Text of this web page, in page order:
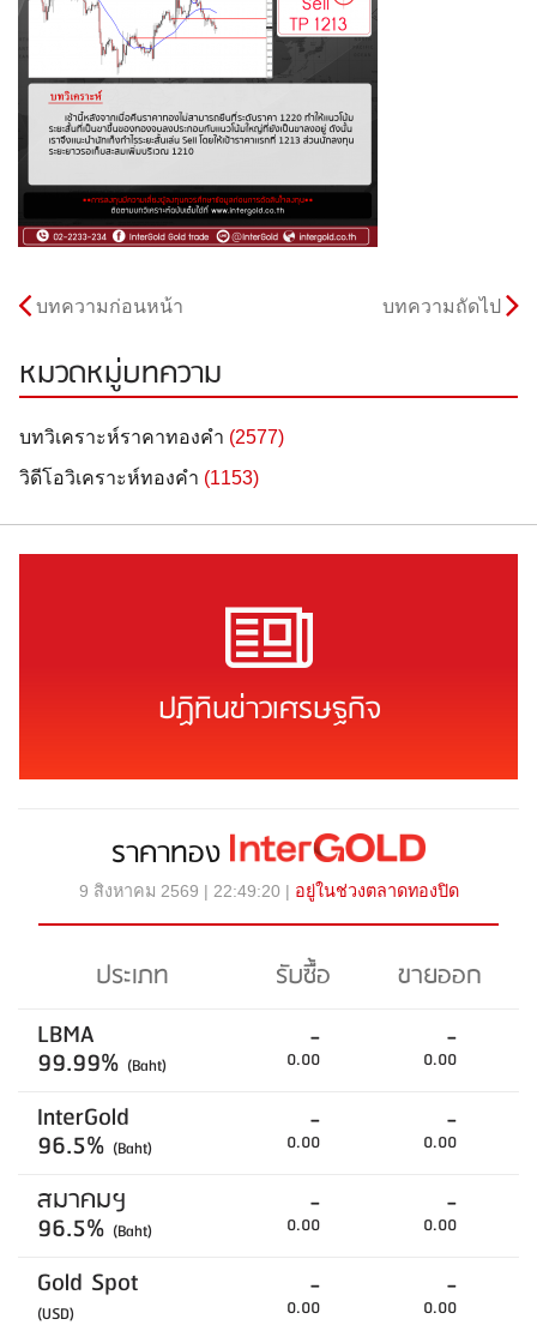
บทความก่อนหน้า บทความถัดไป
หมวดหมู่บทความ
บทวิเคราะห์ราคาทองคำ (2577)
วิดีโอวิเคราะห์ทองคำ (1153)
ปฏิทินข่าวเศรษฐกิจ
ราคาทอง
9 สิงหาคม 2569 | 22:49:20 | อยู่ในช่วงตลาดทองปิด
ประเภท รับซื้อ
ขายออก
LBMA
99.99% (Baht)
-
0.00
-
0.00
InterGold
96.5% (Baht)
-
0.00
-
0.00
สมาคมฯ
96.5% (Baht)
-
0.00
-
0.00
Gold Spot
(USD)
-
0.00
-
0.00